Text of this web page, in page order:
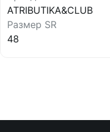
ATRIBUTIKA&CLUB
Размер SR
48